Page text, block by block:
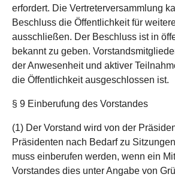
erfordert. Die Vertreterversammlung
Beschluss die Öffentlichkeit für
ausschließen. Der Beschluss ist in
bekannt zu geben.
der Anwesenheit und aktiver
die Öffentlichkeit ausgeschlossen ist.
§ 9 Einberufung des Vorstandes
(1) Der Vorstand wird von der
Präsidenten nach Bedarf zu
muss einberufen werden, wenn ein
Vorstandes dies unter Angabe von